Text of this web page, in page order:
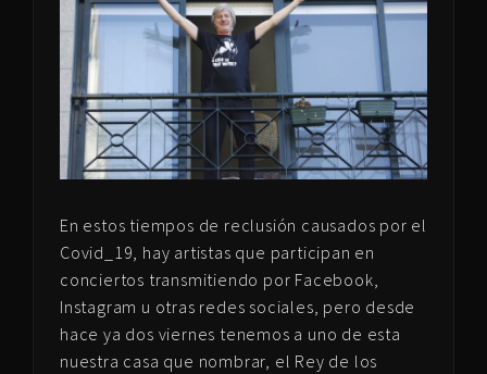
En estos tiempos de reclusión causados por el
Covid_19, hay artistas que participan en
conciertos transmitiendo por Facebook,
Instagram u otras redes sociales, pero desde
hace ya dos viernes tenemos a uno de esta
nuestra casa que nombrar, el Rey de los